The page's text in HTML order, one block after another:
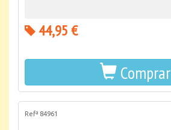
44,95 €
Comprar
Refª 84961